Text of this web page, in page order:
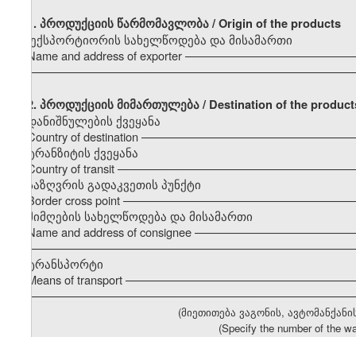
1. პროდუქციის წარმომავლობა / Origin of the products
ექსპორტიორის სახელწოდება და მისამართი
Name and address of exporter
2. პროდუქციის მიმართულება / Destination of the
დანიშნულების ქვეყანა
Country of destination
ტრანზიტის ქვეყანა
Country of transit
საზღვრის გადაკვეთის პუნქტი
Border cross point
მიმღების სახელწოდება და მისამართი
Name and address of consignee
ტრანსპორტი
Means of transport
(მიეთითება ვაგონის,
(Specify the number of the